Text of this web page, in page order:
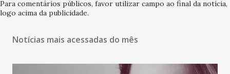
Para comentários públicos, favor utilizar campo ao final da notícia,
logo acima da publicidade.
Notícias mais acessadas do mês